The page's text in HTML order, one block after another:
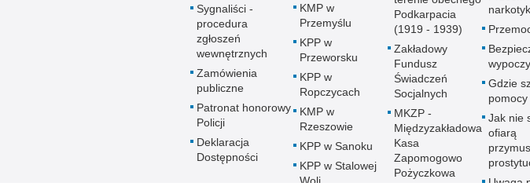
Sygnaliści -
procedura
zgłoszeń
wewnętrznych
Zamówienia
publiczne
Patronat honorowy
Policji
Deklaracja
Dostępności
KMP w
Przemyślu
KPP w
Przeworsku
KPP w
Ropczycach
KMP w
Rzeszowie
KPP w Sanoku
KPP w Stalowej
Woli
Podkarpacia
(1919 - 1939)
Zakładowy
Fundusz
Świadczeń
Socjalnych
MKZP -
Międzyzakładowa
Kasa
Zapomogowo
Pożyczkowa
Gdzie
pomocy
Jak nie
ofiarą
Uwaga